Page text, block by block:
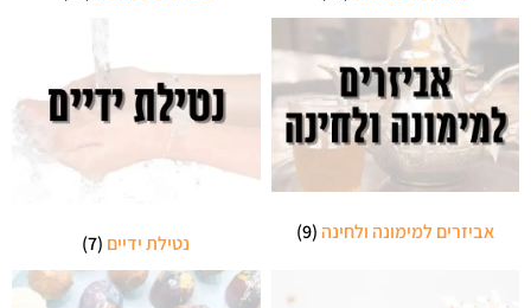
אביזרים למימונה ולחינה(9) נטילת ידיים (7)